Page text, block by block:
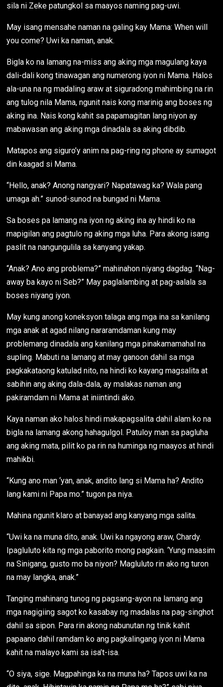
sila ni Zeke patungkol sa maayos naming pag-uwi.
May isang mensahe naman na galing kay Mama: When will
you come? Uwi ka naman, anak.
Bigla ko na lamang na-miss ang aking mga magulang kaya
dali-dali kong tinawagan ang numerong iyon ni Mama. Halos
ala-una na ng madaling araw at siguradong mahimbing na rin
ang tulog nila Mama, ngunit nais kong marinig ang boses ng
aking ina. Nais kong kahit sa papamagitan lang niyon ay
mabawasan ang aking mga dinadala sa aking dibdib.
Matapos ang siguro’y anim na pag-ring ng phone ay sumagot
din kaagad si Mama.
“Hello, anak? Anong nangyari? Napatawag ka? Wala pang
umaga ah.” sunod-sunod na bungad ni Mama.
Sa boses pa lamang na iyon ng aking ina ay hindi ko na
mapigilan ang pagtulo ng aking mga luha. Para akong isang
paslit na nangungulila sa kanyang yakap.
“Anak? Ano ang problema?” mahinahon niyang dagdag. “Nag-
away ba kayo ni Seb?” May paglalambing at pag-aalala sa
boses niyang iyon.
May kung anong koneksyon talaga ang mga ina sa kanilang
mga anak at agad nilang nararamdaman kung may
problemang dinadala ang kanilang mga pinakamamahal na
supling. Mabuti na lamang at may ganoon dahil sa mga
pagkakataong katulad nito, na hindi ko kayang magsalita at
sabihin ang aking dala-dala, ay malakas naman ang
pakiramdam ni Mama at iniintindi ako.
Kaya naman ako halos hindi makapagsalita dahil alam ko na
bigla na lamang akong hahagulgol. Patuloy man sa pagluha
ang aking mata, pilit ko pa rin na huminga ng maayos at hindi
mahikbi.
“Kung ano man ‘yan, anak, andito lang si Mama ha? Andito
lang kami ni Papa mo.” tugon pa niya.
Mahina ngunit klaro at banayad ang kanyang mga salita.
“Uwi ka na muna dito, anak. Uwi ka ngayong araw, Chardy.
Ipagluluto kita ng mga paborito mong pagkain. ‘Yung maasim
na Sinigang, gusto mo ba niyon? Magluluto rin ako ng turon
na may langka, anak.”
Tanging mahinang tunog ng pagsang-ayon na lamang ang
mga nagigiing sagot ko kasabay ng madalas na pag-singhot
dahil sa sipon. Para rin akong nabunutan ng tinik kahit
papaano dahil ramdam ko ang pagkalingang iyon ni Mama
kahit na malayo kami sa isa’t-isa.
“O siya, sige. Magpahinga ka na muna ha? Tapos uwi ka na